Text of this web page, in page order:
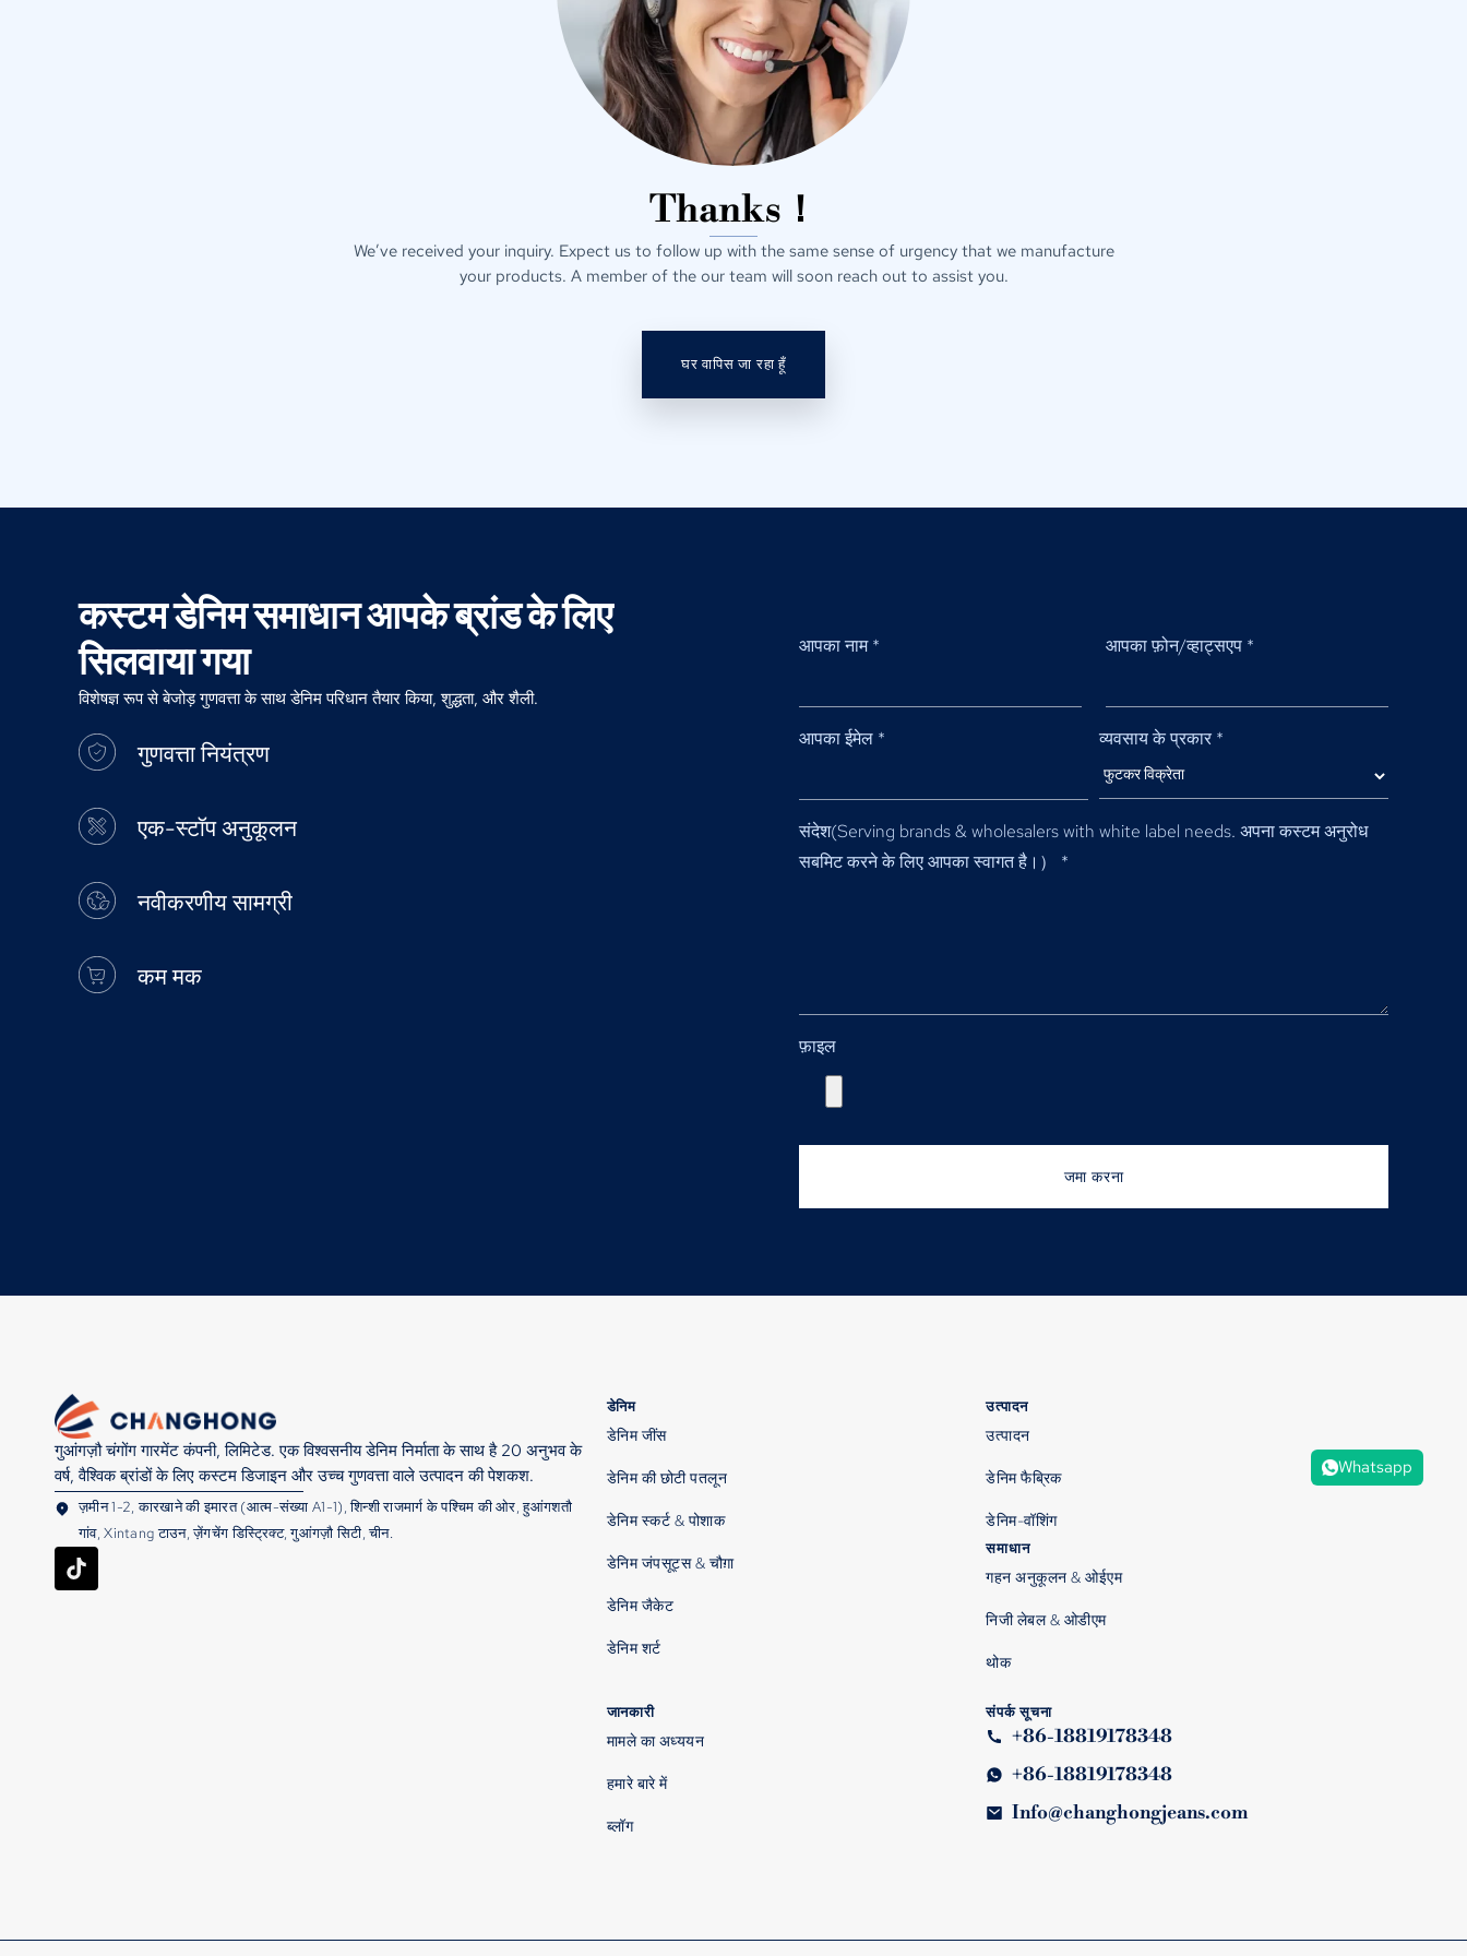
Thanks！
We’ve received your inquiry. Expect us to follow up with the same sense of urgency that we manufacture
your products. A member of the our team will soon reach out to assist you.
घर वापिस जा रहा हूँ
कस्टम डेनिम समाधान आपके ब्रांड के लिए
सिलवाया गया
विशेषज्ञ रूप से बेजोड़ गुणवत्ता के साथ डेनिम परिधान तैयार किया, शुद्धता, और शैली.
गुणवत्ता नियंत्रण
एक-स्टॉप अनुकूलन
नवीकरणीय सामग्री
कम मक
आपका नाम * आपका फ़ोन/व्हाट्सएप *
आपका ईमेल * व्यवसाय के प्रकार *
संदेश(Serving brands & wholesalers with white label needs. अपना कस्टम अनुरोध
सबमिट करने के लिए आपका स्वागत है।）
*
फ़ाइल
जमा करना
गुआंगज़ौ चंगोंग गारमेंट कंपनी, लिमिटेड. एक विश्वसनीय डेनिम निर्माता के साथ है 20 अनुभव के
वर्ष, वैश्विक ब्रांडों के लिए कस्टम डिजाइन और उच्च गुणवत्ता वाले उत्पादन की पेशकश.
ज़मीन 1-2, कारखाने की इमारत (आत्म-संख्या A1-1), शिन्शी राजमार्ग के पश्चिम की ओर, हुआंगशतौ
गांव, Xintang टाउन, ज़ेंगचेंग डिस्ट्रिक्ट, गुआंगज़ौ सिटी, चीन.
डेनिम
डेनिम जींस
डेनिम की छोटी पतलून
डेनिम स्कर्ट & पोशाक
डेनिम जंपसूट्स & चौग़ा
डेनिम जैकेट
डेनिम शर्ट
उत्पादन
उत्पादन
डेनिम फैब्रिक
डेनिम-वॉशिंग
समाधान
गहन अनुकूलन & ओईएम
निजी लेबल & ओडीएम
थोक
जानकारी
मामले का अध्ययन
हमारे बारे में
ब्लॉग
संपर्क सूचना
+86-18819178348
+86-18819178348
Info@changhongjeans.com
Whatsapp